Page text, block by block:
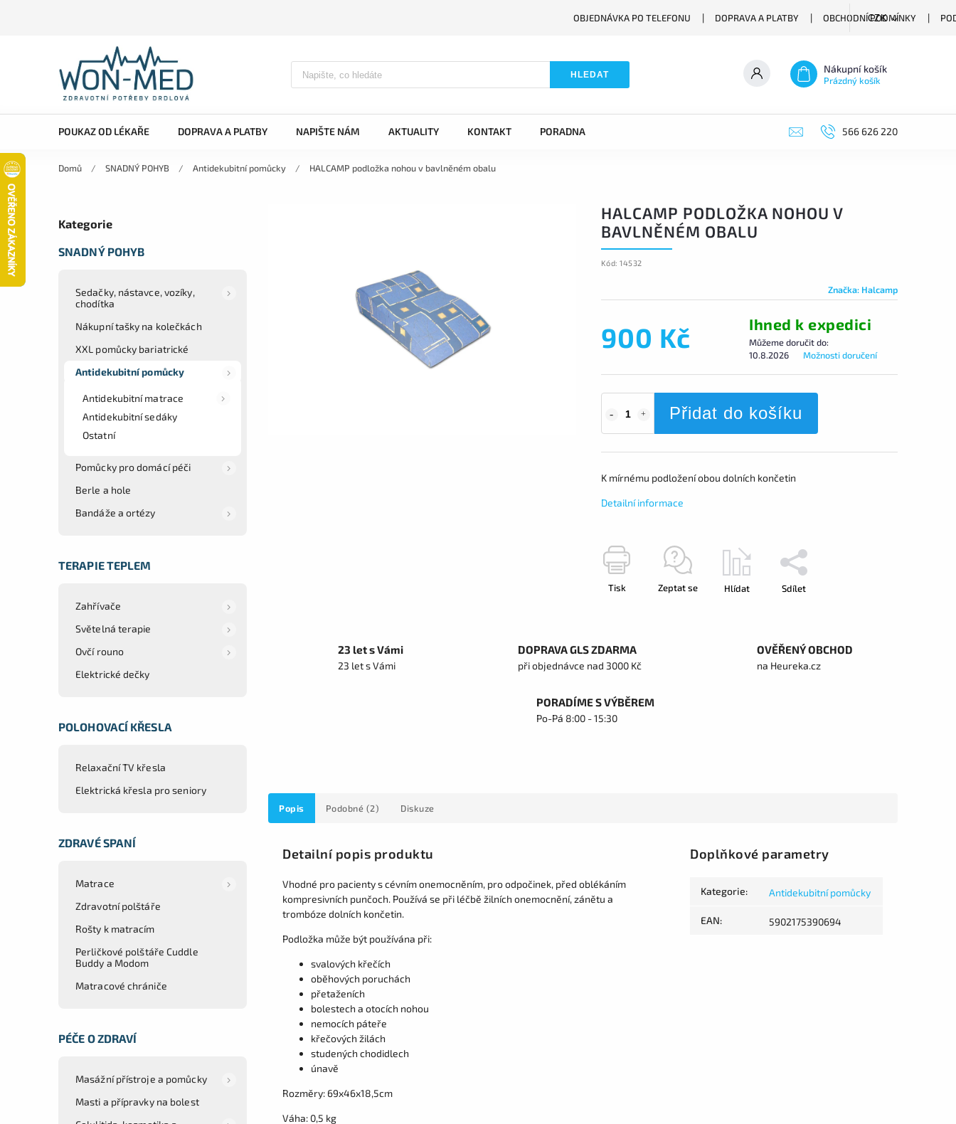
OBJEDNÁVKA PO TELEFONU DOPRAVA A PLATBY OBCHODNÍ PODMÍNKY
CZK
HLEDAT Nákupní košík
Prázdný košík
POUKAZ OD LÉKAŘE DOPRAVA A PLATBY NAPIŠTE NÁM AKTUALITY KONTAKT PORADNA 566 626 220
Domů / SNADNÝ POHYB / Antidekubitní pomůcky / HALCAMP podložka nohou v bavlněném obalu
Kategorie
SNADNÝ POHYB
Sedačky, nástavce, vozíky,
chodítka
Nákupní tašky na kolečkách
XXL pomůcky bariatrické
Antidekubitní pomůcky
Antidekubitní matrace
Antidekubitní sedáky
Ostatní
Pomůcky pro domácí péči
Berle a hole
Bandáže a ortézy
TERAPIE TEPLEM
Zahřívače
Světelná terapie
Ovčí rouno
Elektrické dečky
POLOHOVACÍ KŘESLA
Relaxační TV křesla
Elektrická křesla pro seniory
ZDRAVÉ SPANÍ
Matrace
Zdravotní polštáře
Rošty k matracím
Perličkové polštáře Cuddle
Buddy a Modom
Matracové chrániče
PÉČE O ZDRAVÍ
Masážní přístroje a pomůcky
Masti a přípravky na bolest
HALCAMP PODLOŽKA NOHOU V
BAVLNĚNÉM OBALU
Kód: 14532
Značka: Halcamp
900 Kč Ihned k expedici
Můžeme doručit do:
10.8.2026
Možnosti doručení
Přidat do košíku
K mírnému podložení obou dolních končetin
Detailní informace
Tisk Zeptat se Hlídat Sdílet
23 let s Vámi
23 let s Vámi
DOPRAVA GLS ZDARMA
při objednávce nad 3000 Kč
OVĚŘENÝ OBCHOD
na Heureka.cz
PORADÍME S VÝBĚREM
Po-Pá 8:00 - 15:30
Popis Podobné (2) Diskuze
Detailní popis produktu
Vhodné pro pacienty s cévním onemocněním, pro odpočinek, před oblékáním
kompresivních punčoch. Používá se při léčbě žilních onemocnění, zánětu a
trombóze dolních končetin.
Podložka může být používána při:
svalových křečích
oběhových poruchách
přetaženích
bolestech a otocích nohou
nemocích páteře
křečových žilách
studených chodidlech
únavě
Rozměry: 69x46x18,5cm
Váha: 0,5 kg
Doplňkové parametry
Kategorie: Antidekubitní pomůcky
EAN: 5902175390694